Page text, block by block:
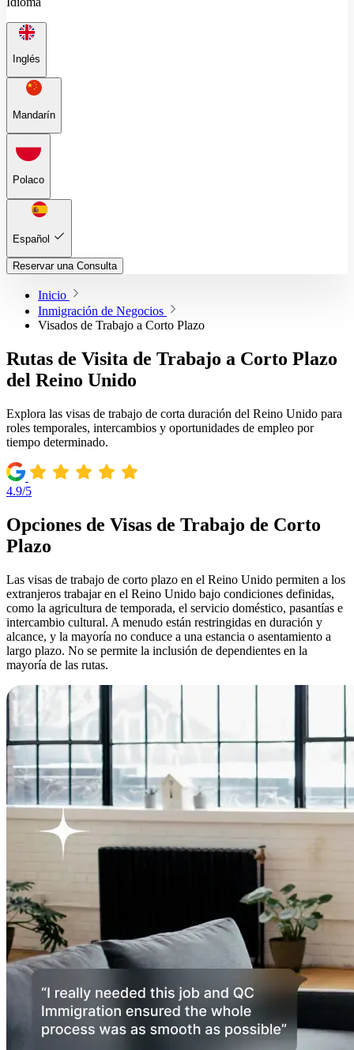
Inglés
Mandarín
Polaco
Español
Reservar una Consulta
Inicio
Inmigración de Negocios
Visados de Trabajo a Corto Plazo
Rutas de Visita de Trabajo a Corto Plazo
del Reino Unido
Explora las visas de trabajo de corta duración del Reino Unido para
roles temporales, intercambios y oportunidades de empleo por
tiempo determinado.
4.9/5
Opciones de Visas de Trabajo de Corto
Plazo
Las visas de trabajo de corto plazo en el Reino Unido permiten a los
extranjeros trabajar en el Reino Unido bajo condiciones definidas,
como la agricultura de temporada, el servicio doméstico, pasantías e
intercambio cultural. A menudo están restringidas en duración y
alcance, y la mayoría no conduce a una estancia o asentamiento a
largo plazo. No se permite la inclusión de dependientes en la
mayoría de las rutas.